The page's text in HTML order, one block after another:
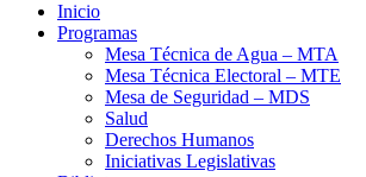
Inicio
Programas
Mesa Técnica de Agua – MTA
Mesa Técnica Electoral – MTE
Mesa de Seguridad – MDS
Salud
Derechos Humanos
Iniciativas Legislativas